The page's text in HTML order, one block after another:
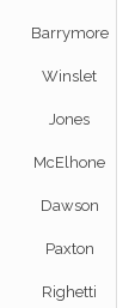
Barrymore
Winslet
Jones
McElhone
Dawson
Paxton
Righetti